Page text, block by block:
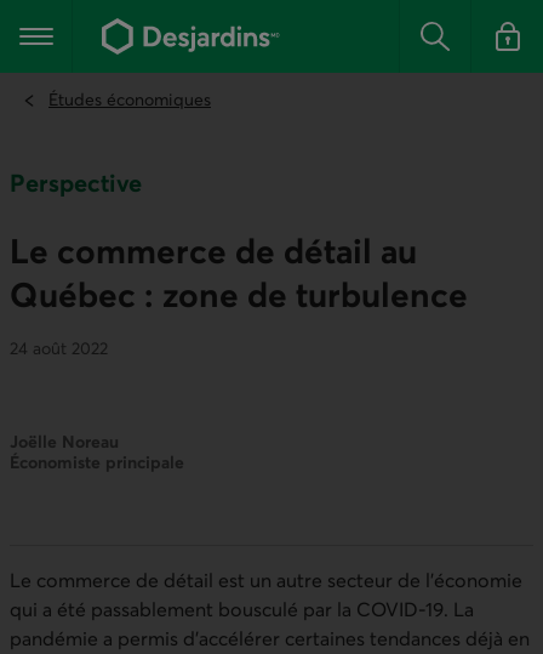
contenu
Menu principal Rechercher
Se
Études économiques
Perspective
Le commerce de détail au
Québec : zone de turbulence
24 août 2022
Joëlle Noreau
Économiste principale
Le commerce de détail est un autre secteur de l’économie
qui a été passablement bousculé par la COVID-19. La
pandémie a permis d’accélérer certaines tendances déjà en